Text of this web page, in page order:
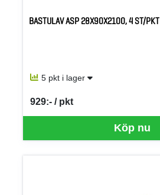
BASTULAV ASP 28X90X2100, 4 ST/PKT
5 pkt i lager
Köp nu
929:- / pkt
SEK per PKT